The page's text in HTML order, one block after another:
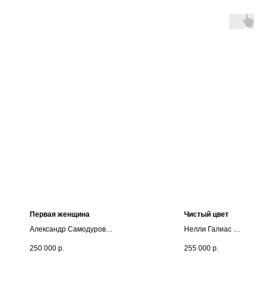
Первая женщина
Александр Самодуров
1981
250 000 р.
Чистый цвет
Нелли Галиас
холст, акрил
255 000 р.